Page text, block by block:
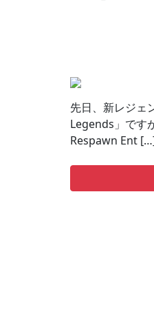
先日、新レジェ
Legends」です
Respawn Ent